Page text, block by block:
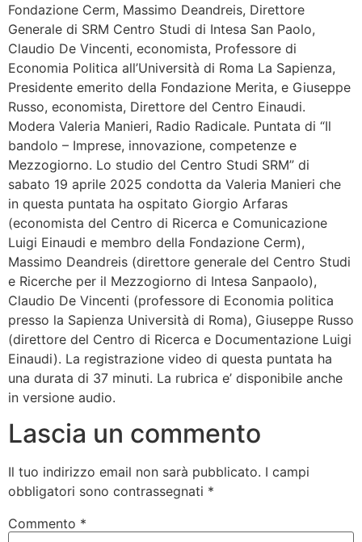
Fondazione Cerm, Massimo Deandreis, Direttore
Generale di SRM Centro Studi di Intesa San Paolo,
Claudio De Vincenti, economista, Professore di
Economia Politica all’Università di Roma La Sapienza,
Presidente emerito della Fondazione Merita, e Giuseppe
Russo, economista, Direttore del Centro Einaudi.
Modera Valeria Manieri, Radio Radicale. Puntata di “Il
bandolo – Imprese, innovazione, competenze e
Mezzogiorno. Lo studio del Centro Studi SRM” di
sabato 19 aprile 2025 condotta da Valeria Manieri che
in questa puntata ha ospitato Giorgio Arfaras
(economista del Centro di Ricerca e Comunicazione
Luigi Einaudi e membro della Fondazione Cerm),
Massimo Deandreis (direttore generale del Centro Studi
e Ricerche per il Mezzogiorno di Intesa Sanpaolo),
Claudio De Vincenti (professore di Economia politica
presso la Sapienza Università di Roma), Giuseppe Russo
(direttore del Centro di Ricerca e Documentazione Luigi
Einaudi). La registrazione video di questa puntata ha
una durata di 37 minuti. La rubrica e’ disponibile anche
in versione audio.
Lascia un commento
Il tuo indirizzo email non sarà pubblicato. I campi
obbligatori sono contrassegnati *
Commento *